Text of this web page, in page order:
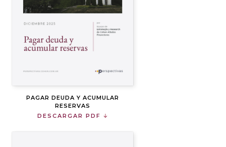
PAGAR DEUDA Y ACUMULAR
RESERVAS
DESCARGAR PDF